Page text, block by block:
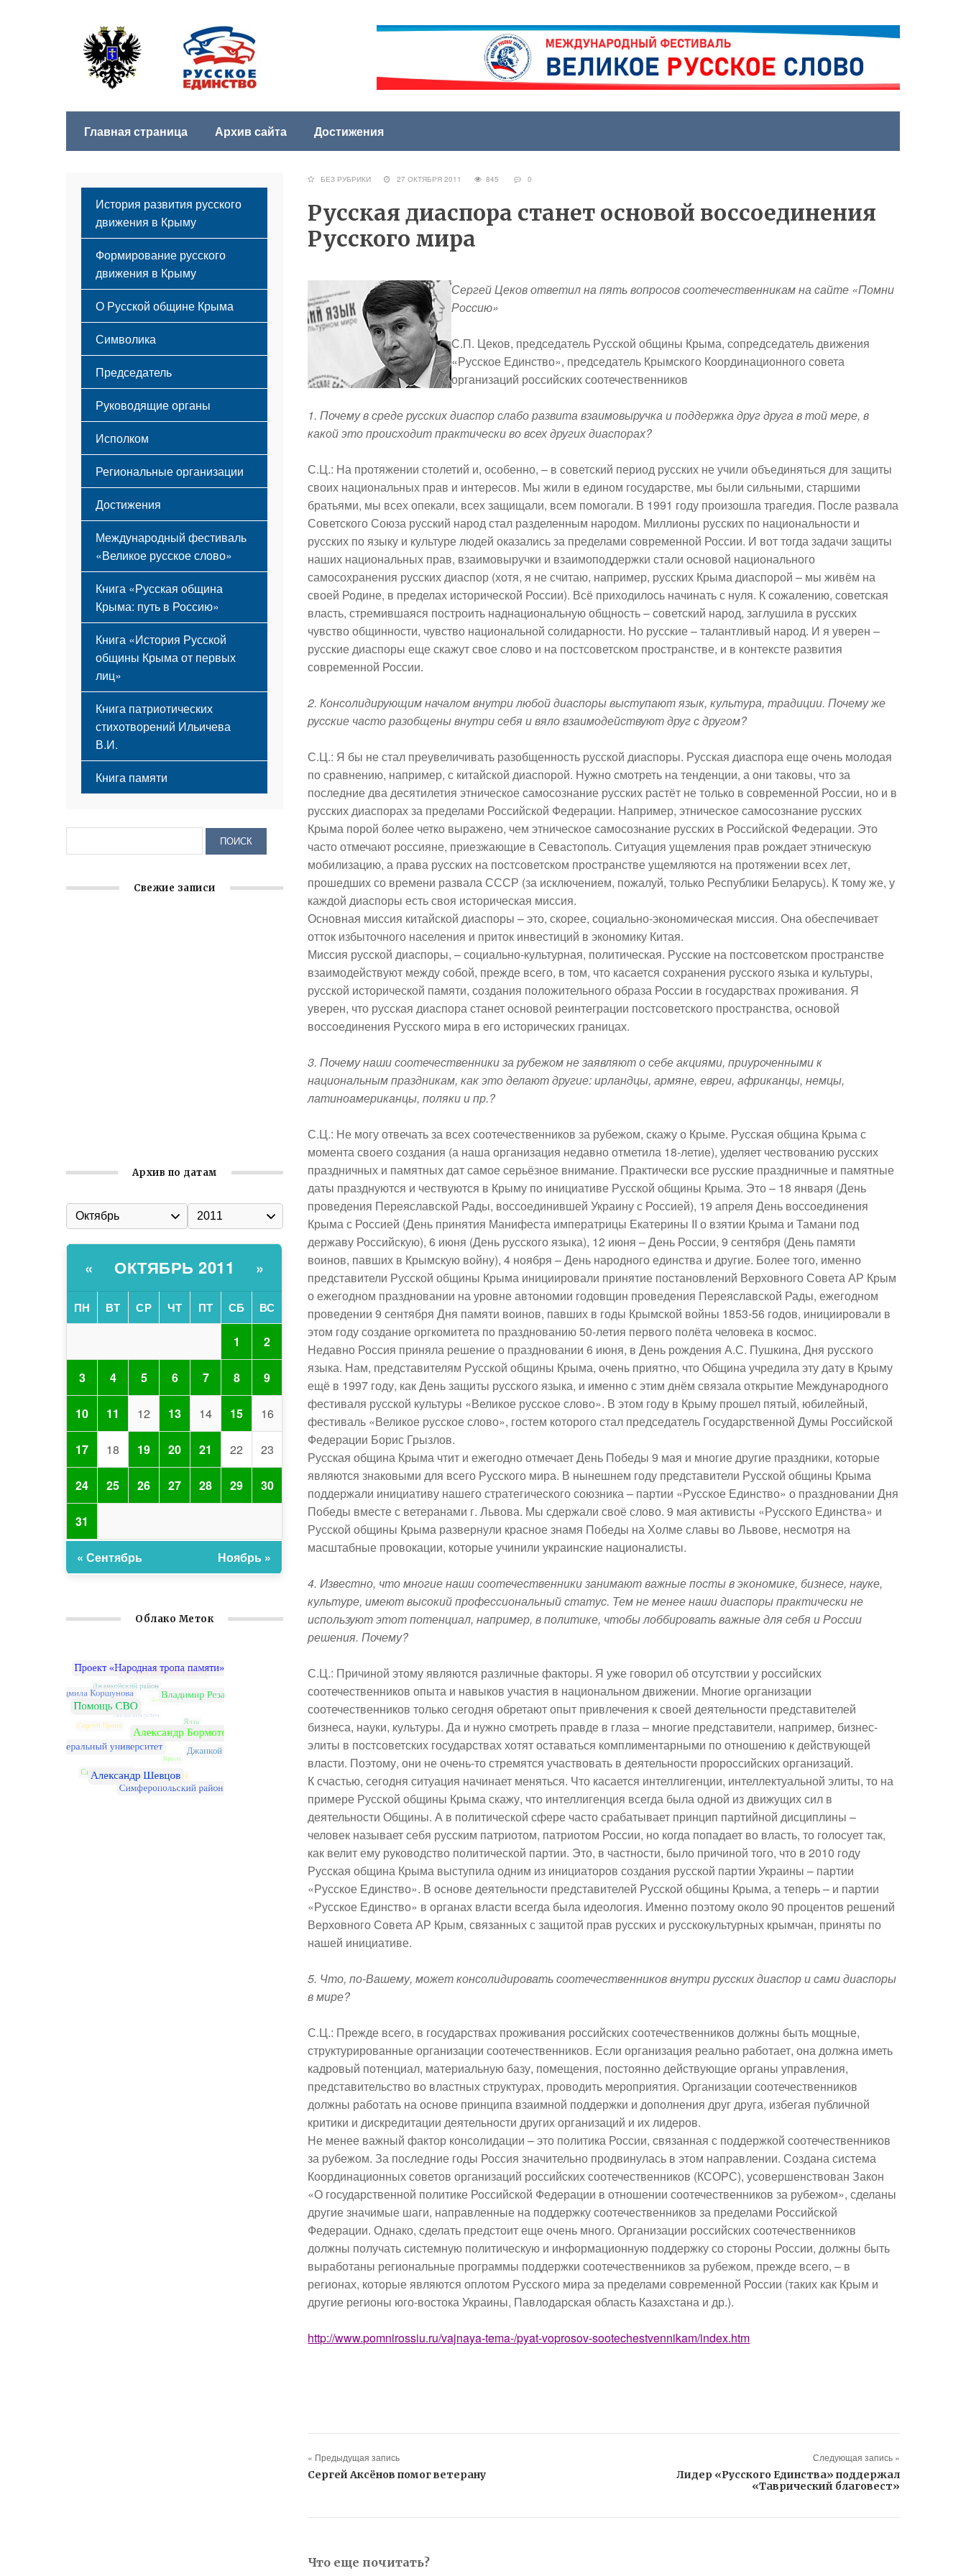
Главная страница Архив сайта Достижения
БЕЗ РУБРИКИ 27 ОКТЯБРЯ 2011 845 0
Русская диаспора станет основой воссоединения
Русского мира
Сергей Цеков ответил на пять вопросов соотечественникам на сайте «Помни
Россию»
С.П. Цеков, председатель Русской общины Крыма, сопредседатель движения
«Русское Единство», председатель Крымского Координационного совета
организаций российских соотечественников
1. Почему в среде русских диаспор слабо развита взаимовыручка и поддержка друг друга в той мере, в
какой это происходит практически во всех других диаспорах?
С.Ц.: На протяжении столетий и, особенно, – в советский период русских не учили объединяться для защиты
своих национальных прав и интересов. Мы жили в едином государстве, мы были сильными, старшими
братьями, мы всех опекали, всех защищали, всем помогали. В 1991 году произошла трагедия. После развала
Советского Союза русский народ стал разделенным народом. Миллионы русских по национальности и
русских по языку и культуре людей оказались за пределами современной России. И вот тогда задачи защиты
наших национальных прав, взаимовыручки и взаимоподдержки стали основой национального
самосохранения русских диаспор (хотя, я не считаю, например, русских Крыма диаспорой – мы живём на
своей Родине, в пределах исторической России). Всё приходилось начинать с нуля. К сожалению, советская
власть, стремившаяся построить наднациональную общность – советский народ, заглушила в русских
чувство общинности, чувство национальной солидарности. Но русские – талантливый народ. И я уверен –
русские диаспоры еще скажут свое слово и на постсоветском пространстве, и в контексте развития
современной России.
2. Консолидирующим началом внутри любой диаспоры выступают язык, культура, традиции. Почему же
русские часто разобщены внутри себя и вяло взаимодействуют друг с другом?
С.Ц.: Я бы не стал преувеличивать разобщенность русской диаспоры. Русская диаспора еще очень молодая
по сравнению, например, с китайской диаспорой. Нужно смотреть на тенденции, а они таковы, что за
последние два десятилетия этническое самосознание русских растёт не только в современной России, но и в
русских диаспорах за пределами Российской Федерации. Например, этническое самосознание русских
Крыма порой более четко выражено, чем этническое самосознание русских в Российской Федерации. Это
часто отмечают россияне, приезжающие в Севастополь. Ситуация ущемления прав рождает этническую
мобилизацию, а права русских на постсоветском пространстве ущемляются на протяжении всех лет,
прошедших со времени развала СССР (за исключением, пожалуй, только Республики Беларусь). К тому же, у
каждой диаспоры есть своя историческая миссия.
Основная миссия китайской диаспоры – это, скорее, социально-экономическая миссия. Она обеспечивает
отток избыточного населения и приток инвестиций в экономику Китая.
Миссия русской диаспоры, – социально-культурная, политическая. Русские на постсоветском пространстве
взаимодействуют между собой, прежде всего, в том, что касается сохранения русского языка и культуры,
русской исторической памяти, создания положительного образа России в государствах проживания. Я
уверен, что русская диаспора станет основой реинтеграции постсоветского пространства, основой
воссоединения Русского мира в его исторических границах.
3. Почему наши соотечественники за рубежом не заявляют о себе акциями, приуроченными к
национальным праздникам, как это делают другие: ирландцы, армяне, евреи, африканцы, немцы,
латиноамериканцы, поляки и пр.?
С.Ц.: Не могу отвечать за всех соотечественников за рубежом, скажу о Крыме. Русская община Крыма с
момента своего создания (а наша организация недавно отметила 18-летие), уделяет чествованию русских
праздничных и памятных дат самое серьёзное внимание. Практически все русские праздничные и памятные
даты празднуются и чествуются в Крыму по инициативе Русской общины Крыма. Это – 18 января (День
проведения Переяславской Рады, воссоединившей Украину с Россией), 19 апреля День воссоединения
Крыма с Россией (День принятия Манифеста императрицы Екатерины II о взятии Крыма и Тамани под
державу Российскую), 6 июня (День русского языка), 12 июня – День России, 9 сентября (День памяти
воинов, павших в Крымскую войну), 4 ноября – День народного единства и другие. Более того, именно
представители Русской общины Крыма инициировали принятие постановлений Верховного Совета АР Крым
о ежегодном праздновании на уровне автономии годовщин проведения Переяславской Рады, ежегодном
проведении 9 сентября Дня памяти воинов, павших в годы Крымской войны 1853-56 годов, инициировали в
этом году создание оргкомитета по празднованию 50-летия первого полёта человека в космос.
Недавно Россия приняла решение о праздновании 6 июня, в День рождения А.С. Пушкина, Дня русского
языка. Нам, представителям Русской общины Крыма, очень приятно, что Община учредила эту дату в Крыму
ещё в 1997 году, как День защиты русского языка, и именно с этим днём связала открытие Международного
фестиваля русской культуры «Великое русское слово». В этом году в Крыму прошел пятый, юбилейный,
фестиваль «Великое русское слово», гостем которого стал председатель Государственной Думы Российской
Федерации Борис Грызлов.
Русская община Крыма чтит и ежегодно отмечает День Победы 9 мая и многие другие праздники, которые
являются знаковыми для всего Русского мира. В нынешнем году представители Русской общины Крыма
поддержали инициативу нашего стратегического союзника – партии «Русское Единство» о праздновании Дня
Победы вместе с ветеранами г. Львова. Мы сдержали своё слово. 9 мая активисты «Русского Единства» и
Русской общины Крыма развернули красное знамя Победы на Холме славы во Львове, несмотря на
масштабные провокации, которые учинили украинские националисты.
4. Известно, что многие наши соотечественники занимают важные посты в экономике, бизнесе, науке,
культуре, имеют высокий профессиональный статус. Тем не менее наши диаспоры практически не
используют этот потенциал, например, в политике, чтобы лоббировать важные для себя и России
решения. Почему?
С.Ц.: Причиной этому являются различные факторы. Я уже говорил об отсутствии у российских
соотечественников опыта и навыков участия в национальном движении. Многие организации
соотечественников только сегодня обретают опыт привлечения к своей деятельности представителей
бизнеса, науки, культуры. Да и нужно смотреть правде в глаза – многие представители, например, бизнес-
элиты в постсоветских государствах хотят оставаться комплиментарными по отношению к действующей
власти. Поэтому, они не очень-то стремятся участвовать в деятельности пророссийских организаций.
К счастью, сегодня ситуация начинает меняться. Что касается интеллигенции, интеллектуальной элиты, то на
примере Русской общины Крыма скажу, что интеллигенция всегда была одной из движущих сил в
деятельности Общины. А в политической сфере часто срабатывает принцип партийной дисциплины –
человек называет себя русским патриотом, патриотом России, но когда попадает во власть, то голосует так,
как велит ему руководство политической партии. Это, в частности, было причиной того, что в 2010 году
Русская община Крыма выступила одним из инициаторов создания русской партии Украины – партии
«Русское Единство». В основе деятельности представителей Русской общины Крыма, а теперь – и партии
«Русское Единство» в органах власти всегда была идеология. Именно поэтому около 90 процентов решений
Верховного Совета АР Крым, связанных с защитой прав русских и русскокультурных крымчан, приняты по
нашей инициативе.
5. Что, по-Вашему, может консолидировать соотечественников внутри русских диаспор и сами диаспоры
в мире?
С.Ц.: Прежде всего, в государствах проживания российских соотечественников должны быть мощные,
структурированные организации соотечественников. Если организация реально работает, она должна иметь
кадровый потенциал, материальную базу, помещения, постоянно действующие органы управления,
представительство во властных структурах, проводить мероприятия. Организации соотечественников
должны работать на основе принципа взаимной поддержки и дополнения друг друга, избегая публичной
критики и дискредитации деятельности других организаций и их лидеров.
Не менее важный фактор консолидации – это политика России, связанная с поддержкой соотечественников
за рубежом. За последние годы Россия значительно продвинулась в этом направлении. Создана система
Координационных советов организаций российских соотечественников (КСОРС), усовершенствован Закон
«О государственной политике Российской Федерации в отношении соотечественников за рубежом», сделаны
другие значимые шаги, направленные на поддержку соотечественников за пределами Российской
Федерации. Однако, сделать предстоит еще очень много. Организации российских соотечественников
должны получать системную политическую и информационную поддержку со стороны России, должны быть
выработаны региональные программы поддержки соотечественников за рубежом, прежде всего, – в
регионах, которые являются оплотом Русского мира за пределами современной России (таких как Крым и
другие регионы юго-востока Украины, Павлодарская область Казахстана и др.).
http://www.pomnirossiu.ru/vajnaya-tema-/pyat-voprosov-sootechestvennikam/index.htm
« Предыдущая запись
Сергей Аксёнов помог ветерану
Следующая запись »
Лидер «Русского Единства» поддержал
«Таврический благовест»
Что еще почитать?
История развития русского
движения в Крыму
Формирование русского
движения в Крыму
Русский Крым
О Русской общине Крыма
Этапы становления
Принципы деятельности
Структура
Мероприятия
Символика
Флаг
Герб
Гимн
Председатель
Руководящие органы
Исполком
Региональные организации
Достижения
Международный фестиваль
«Великое русское слово»
Книга «Русская община
Крыма: путь в Россию»
Книга «История Русской
общины Крыма от первых
лиц»
Книга патриотических
стихотворений Ильичева
В.И.
Книга памяти
Свежие записи
Архив по датам
« ОКТЯБРЬ 2011 »
ПН ВТ СР ЧТ ПТ СБ ВС
1 2
3 4 5 6 7 8 9
10 11 12 13 14 15 16
17 18 19 20 21 22 23
24 25 26 27 28 29 30
31
« Сентябрь Ноябрь »
Облако Меток